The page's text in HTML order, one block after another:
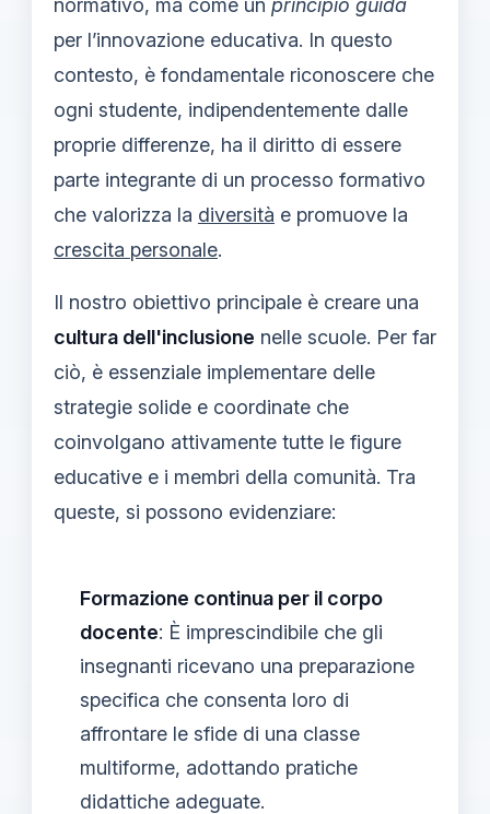
per l’innovazione educativa. In questo
contesto, è fondamentale riconoscere che
ogni studente, indipendentemente dalle
proprie differenze, ha il diritto di essere
parte integrante di un processo formativo
che valorizza la diversità e promuove la
crescita personale.
Il nostro obiettivo principale è creare una
cultura dell'inclusione nelle scuole. Per far
ciò, è essenziale implementare delle
strategie solide e coordinate che
coinvolgano attivamente tutte le figure
educative e i membri della comunità. Tra
queste, si possono evidenziare:
Formazione continua per il corpo
docente: È imprescindibile che gli
insegnanti ricevano una preparazione
specifica che consenta loro di
affrontare le sfide di una classe
multiforme, adottando pratiche
didattiche adeguate.